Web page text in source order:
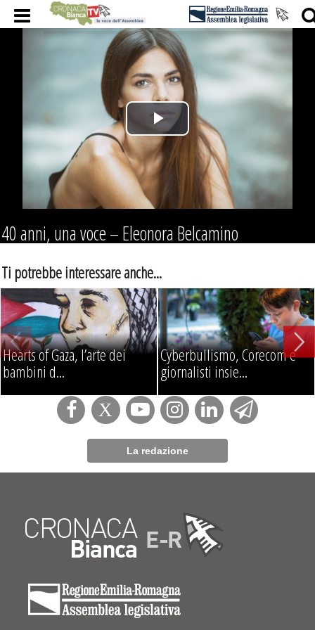
Play
Video
40 anni, una voce – Eleonora Belcamino
Ti potrebbe interessare anche...
Hearts of Gaza, l’arte dei
bambini d...
Cyberbullismo, Corecom e
giornalisti insie...
La redazione